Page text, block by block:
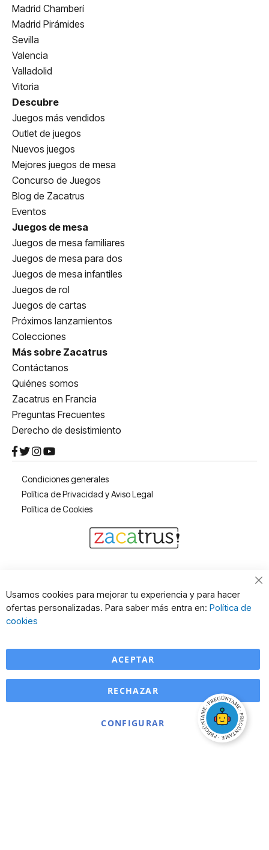
Madrid Chamberí
Madrid Pirámides
Sevilla
Valencia
Valladolid
Vitoria
Descubre
Juegos más vendidos
Outlet de juegos
Nuevos juegos
Mejores juegos de mesa
Concurso de Juegos
Blog de Zacatrus
Eventos
Juegos de mesa
Juegos de mesa familiares
Juegos de mesa para dos
Juegos de mesa infantiles
Juegos de rol
Juegos de cartas
Próximos lanzamientos
Colecciones
Más sobre Zacatrus
Contáctanos
Quiénes somos
Zacatrus en Francia
Preguntas Frecuentes
Derecho de desistimiento
Condiciones generales
Política de Privacidad y Aviso Legal
Política de Cookies
Usamos cookies para mejorar tu experiencia y para hacer
ofertas personalizadas. Para saber más entra en: Política de
cookies
ACEPTAR
CONFIGURAR
RECHAZAR